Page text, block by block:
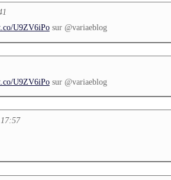
U9ZV6iPosur @variaeblog
U9ZV6iPosur @variaeblog